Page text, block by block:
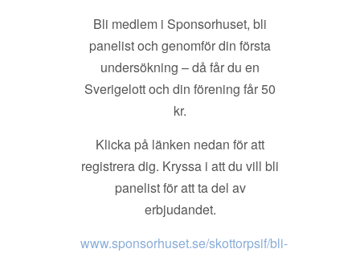
Bli medlem i Sponsorhuset, bli
panelist och genomför din första
undersökning – då får du en
Sverigelott och din förening får 50
kr.
Klicka på länken nedan för att
registrera dig. Kryssa i att du vill bli
panelist för att ta del av
erbjudandet.
www.sponsorhuset.se/skottorpsif/bli-